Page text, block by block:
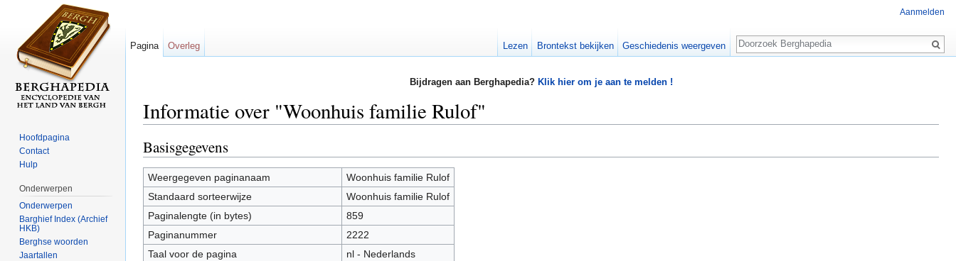
Bijdragen aan Berghapedia? Klik hier om je aan te melden !
Informatie over "Woonhuis familie Rulof"
Basisgegevens
Weergegeven paginanaam
Woonhuis familie Rulof
Standaard sorteerwijze
Woonhuis familie Rulof
Paginalengte (in bytes)
859
Paginanummer
2222
Taal voor de pagina
nl - Nederlands
Aanmelden
Pagina Overleg Lezen Brontekst bekijken Geschiedenis weergeven
Zoeken
Hoofdpagina
Contact
Hulp
Onderwerpen
Onderwerpen
Barghief Index (Archief
HKB)
Berghse woorden
Jaartallen